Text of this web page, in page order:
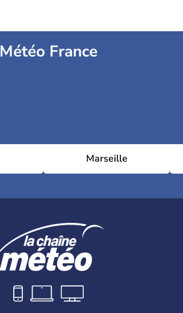
Météo France
Marseille